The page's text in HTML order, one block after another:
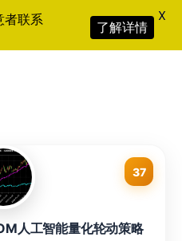
37
人工智能量化轮动策略
者联系
了解详情
X